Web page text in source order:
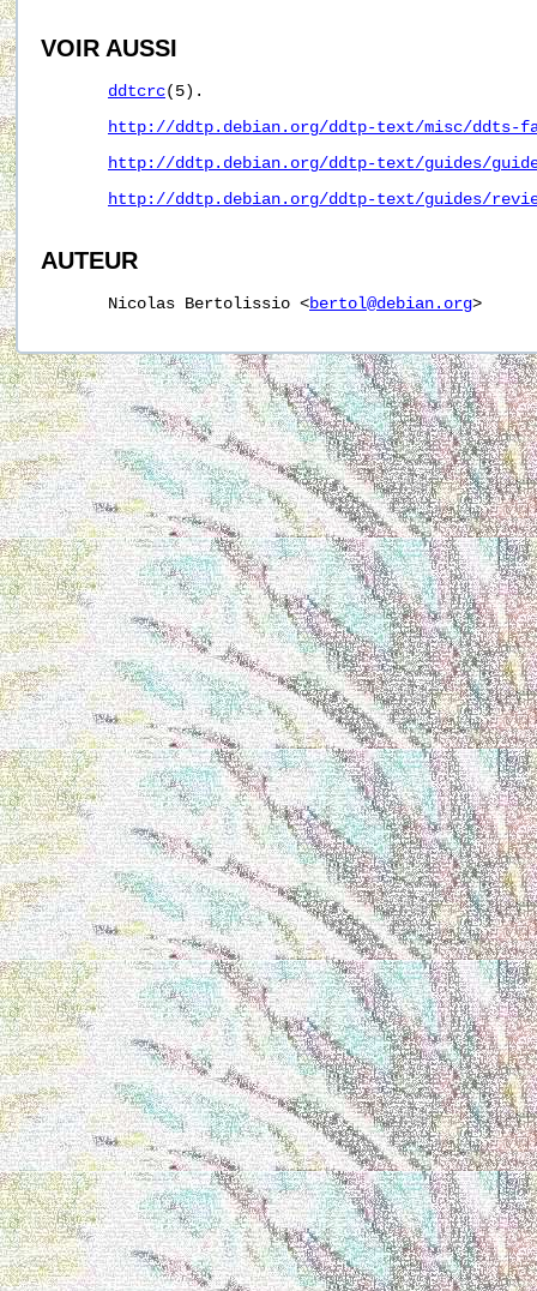
VOIR AUSSI
ddtcrc(5).
http://ddtp.debian.org/ddtp-text/misc/ddts-
http://ddtp.debian.org/ddtp-text/guides/
http://ddtp.debian.org/ddtp-text/guides/
AUTEUR
       Nicolas Bertolissio <
bertol@debian.org